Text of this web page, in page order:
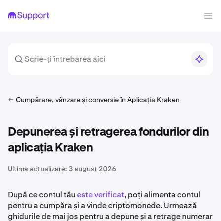
Cumpărare, vânzare și conversie în Aplicația Kraken
Depunerea și retragerea fondurilor din
aplicația Kraken
Ultima actualizare: 3 august 2026
După ce contul tăueste verificat, poți alimenta contul
pentru a cumpăra și a vinde criptomonede. Urmează
ghidurile de mai jos pentru a depune și a retrage numerar